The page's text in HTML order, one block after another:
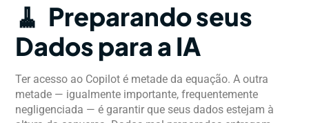
🧹 Preparando seus
Dados para a IA
Ter acesso ao Copilot é metade da equação. A outra
metade — igualmente importante, frequentemente
negligenciada — é garantir que seus dados estejam à